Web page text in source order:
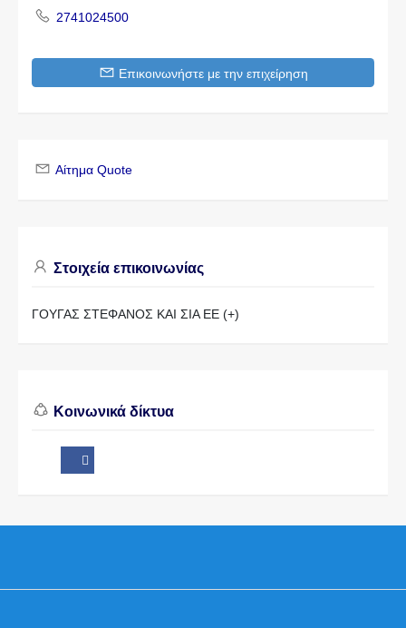
2741024500
Επικοινωνήστε με την επιχείρηση
Αίτημα Quote
Στοιχεία επικοινωνίας
ΓΟΥΓΑΣ ΣΤΕΦΑΝΟΣ ΚΑΙ ΣΙΑ ΕΕ (+)
Κοινωνικά δίκτυα